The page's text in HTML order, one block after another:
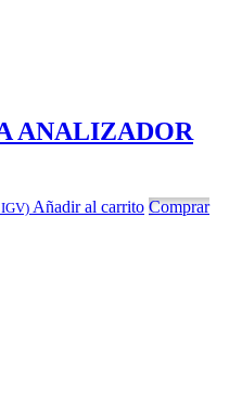
ANALIZADOR
Añadir al carrito Comprar